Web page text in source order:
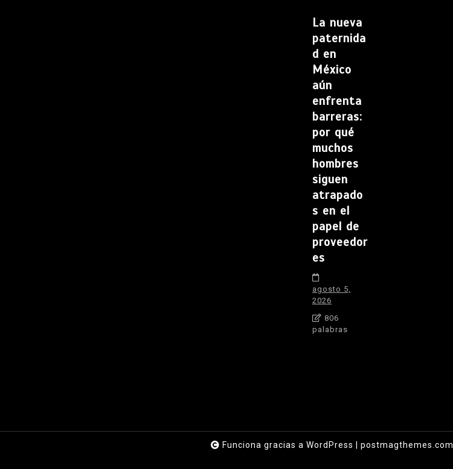
La nueva
paternida
d en
México
aún
enfrenta
barreras:
por qué
muchos
hombres
siguen
atrapado
s en el
papel de
proveedor
es
agosto 5,
2026
806
palabras
Funciona gracias a WordPress postmagthemes.com